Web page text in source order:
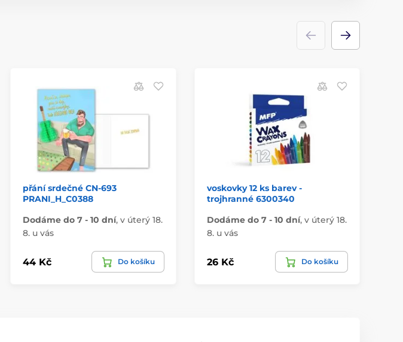
přání srdečné CN-693
PRANI_H_C0388
Dodáme do 7 - 10 dní, v úterý 18.
8. u vás
44 Kč Do košíku
voskovky 12 ks barev -
trojhranné 6300340
Dodáme do 7 - 10 dní, v úterý 18.
8. u vás
26 Kč Do košíku